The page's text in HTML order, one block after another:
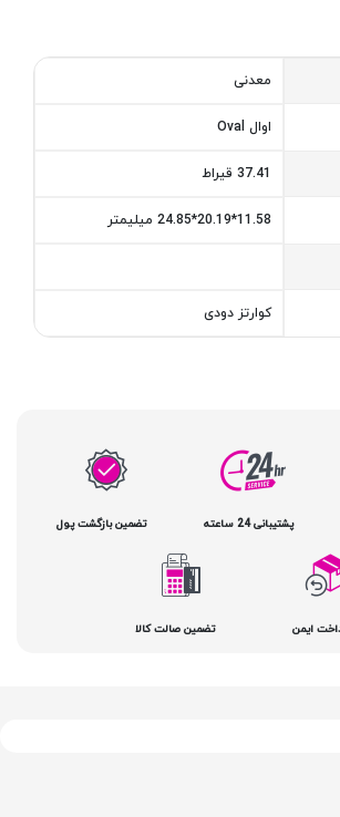
معدنی
اوال Oval
37.41 قیراط
11.58*20.19*24.85 میلیمتر
کوارتز دودی
پشتیبانی 24 ساعته تضمین بازگشت پول
ایمن تضمین صالت کالا